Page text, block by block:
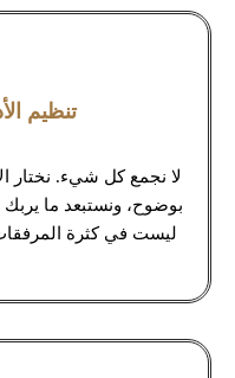
تنظيم
لا نجمع كل شيء. نختار
بوضوح، ونستبعد ما
ليست في كثرة